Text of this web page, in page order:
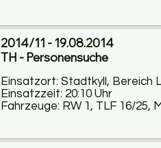
2014/11 - 19.08.2014
TH - Personensuche
Einsatzort: Stadtkyll, Bereich
Einsatzzeit: 20:10 Uhr
Fahrzeuge: RW 1, TLF 16/25,